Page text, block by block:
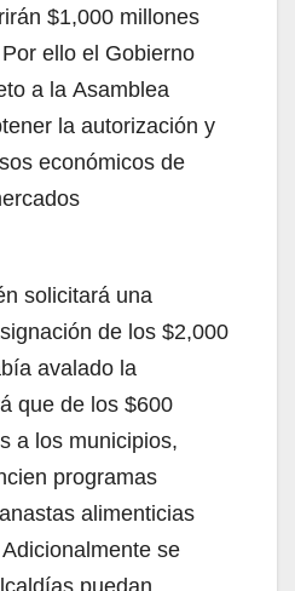
$1,000 millones
ello el Gobierno
a la Asamblea
la autorización y
económicos de
solicitará una
de los $2,000
avalado la
que de los $600
a los municipios,
programas
alimenticias
se
puedan